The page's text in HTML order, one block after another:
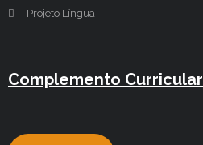
Projeto Língua
Complemento Curricular